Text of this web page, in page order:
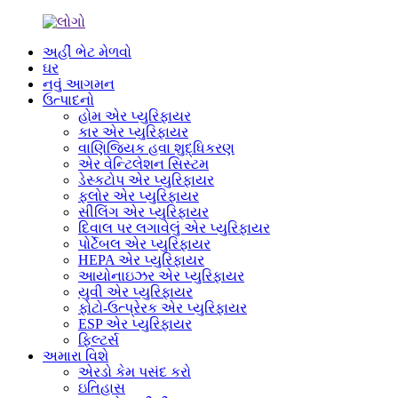
અહીં ભેટ મેળવો
ઘર
નવું આગમન
ઉત્પાદનો
હોમ એર પ્યુરિફાયર
કાર એર પ્યુરિફાયર
વાણિજ્યિક હવા શુદ્ધિકરણ
એર વેન્ટિલેશન સિસ્ટમ
ડેસ્કટોપ એર પ્યુરિફાયર
ફ્લોર એર પ્યુરિફાયર
સીલિંગ એર પ્યુરિફાયર
દિવાલ પર લગાવેલું એર પ્યુરિફાયર
પોર્ટેબલ એર પ્યુરિફાયર
HEPA એર પ્યુરિફાયર
આયોનાઇઝર એર પ્યુરિફાયર
યુવી એર પ્યુરિફાયર
ફોટો-ઉત્પ્રેરક એર પ્યુરિફાયર
ESP એર પ્યુરિફાયર
ફિલ્ટર્સ
અમારા વિશે
એરડો કેમ પસંદ કરો
ઇતિહાસ